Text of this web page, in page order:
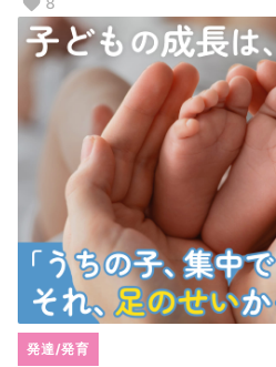
発達/発育